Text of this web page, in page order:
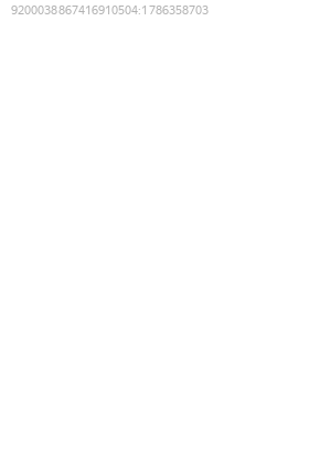
9200038867416910504:1786358703